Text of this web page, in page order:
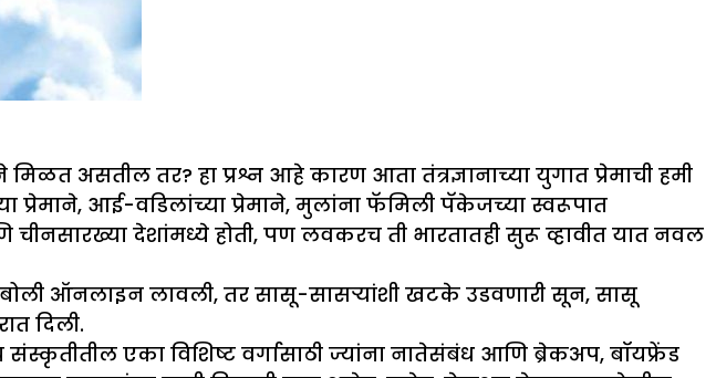
असतील तर? हा प्रश्न आहे कारण आता तंत्रज्ञानाच्या युगात प्रेमाची हमी
आई-वडिलांच्या प्रेमाने, मुलांना फॅमिली पॅकेजच्या स्वरूपात
देशांमध्ये होती, पण लवकरच ती भारतातही सुरू व्हावीत यात नवल
ऑनलाइन लावली, तर सासू-सासऱ्यांशी खटके उडवणारी सून, सासू
दिली.
संस्कृतीतील एका विशिष्ट वर्गासाठी ज्यांना नातेसंबंध आणि ब्रेकअप, बॉयफ्रेंड